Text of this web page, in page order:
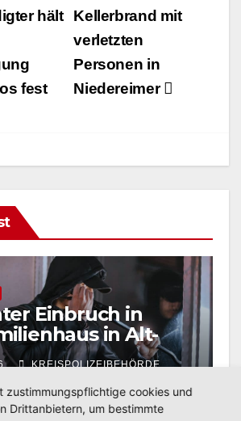
Kellerbrand mit
verletzten
Personen in
Niedereimer
hält
fest
Einbruch in
in Alt-
Polizei sucht
KREISPOLIZEIBEHÖRDE
zustimmungspflichtige cookies und
Drittanbietern, um bestimmte